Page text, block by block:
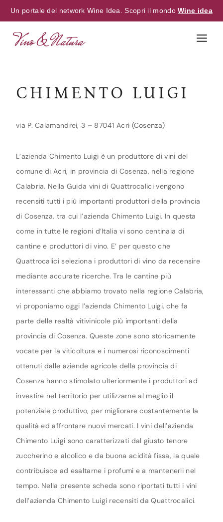
Un portale del network Wine Idea. Scopri il mondoWine idea
CHIMENTO LUIGI
via P. Calamandrei, 3 – 87041 Acri (Cosenza)
L’azienda Chimento Luigi è un produttore di vini del
comune di Acri, in provincia di Cosenza, nella regione
Calabria. Nella Guida vini di Quattrocalici vengono
recensiti tutti i più importanti produttori della provincia
di Cosenza, tra cui l’azienda Chimento Luigi. In questa
come in tutte le regioni d’Italia vi sono centinaia di
cantine e produttori di vino. E’ per questo che
Quattrocalici seleziona i produttori di vino da recensire
mediante accurate ricerche. Tra le cantine più
interessanti che abbiamo trovato nella regione Calabria,
vi proponiamo oggi l’azienda Chimento Luigi, che fa
parte delle realtà vitivinicole più importanti della
provincia di Cosenza. Queste zone sono storicamente
vocate per la viticoltura e i numerosi riconoscimenti
ottenuti dalle aziende agricole della provincia di
Cosenza hanno stimolato ulteriormente i produttori ad
investire nel territorio per utilizzarne al meglio il
potenziale produttivo, per migliorare costantemente la
qualità ed affrontare nuovi mercati. I vini dell’azienda
Chimento Luigi sono caratterizzati dal giusto tenore
zuccherino e alcolico e da buona acidità fissa, la quale
contribuisce ad esaltarne i profumi e a mantenerli nel
tempo. Nella presente scheda sono riportati tutti i vini
dell’azienda Chimento Luigi recensiti da Quattrocalici.